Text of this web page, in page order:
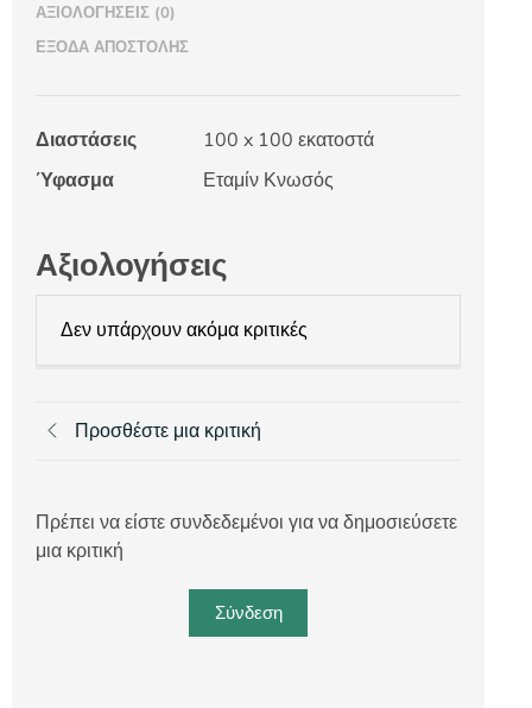
ΑΞΙΟΛΟΓΉΣΕΙΣ (0)
ΈΞΟΔΑ ΑΠΟΣΤΟΛΉΣ
Διαστάσεις
100 x 100 εκατοστά
Ύφασμα
Εταμίν Κνωσός
Αξιολογήσεις
Δεν υπάρχουν ακόμα κριτικές
Προσθέστε μια κριτική
Πρέπει να είστε συνδεδεμένοι για να δημοσιεύσετε
μια κριτική
Σύνδεση